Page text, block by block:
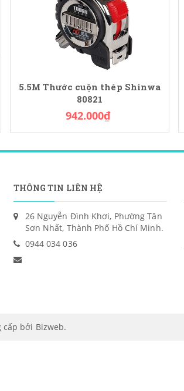
5.5M Thước cuộn thép Shinwa
80821
942.000₫
THÔNG TIN LIÊN HỆ
26 Nguyễn Đình Khơi, Phường Tân
Sơn Nhất, Thành Phố Hồ Chí Minh.
0944 034 036
cấp bởi Bizweb.